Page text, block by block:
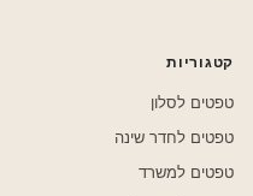
קטגוריות
טפטים לסלון
טפטים לחדר שינה
טפטים למשרד